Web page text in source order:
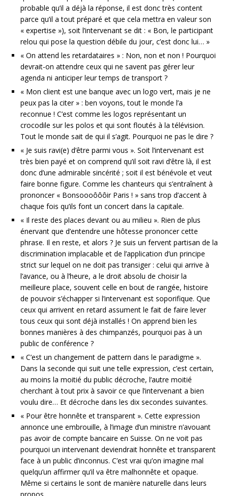
probable qu’il a déjà la réponse, il est donc très content
parce qu’il a tout préparé et que cela mettra en valeur son
« expertise »), soit l’intervenant se dit : « Bon, le participant
relou qui pose la question débile du jour, c’est donc lui… »
« On attend les retardataires » : Non, non et non ! Pourquoi
devrait-on attendre ceux qui ne savent pas gérer leur
agenda ni anticiper leur temps de transport ?
« Mon client est une banque avec un logo vert, mais je ne
peux pas la citer » : ben voyons, tout le monde l’a
reconnue ! C’est comme les logos représentant un
crocodile sur les polos et qui sont floutés à la télévision.
Tout le monde sait de qui il s’agit. Pourquoi ne pas le dire ?
« Je suis ravi(e) d’être parmi vous ». Soit l’intervenant est
très bien payé et on comprend qu’il soit ravi d’être là, il est
donc d’une admirable sincérité ; soit il est bénévole et veut
faire bonne figure. Comme les chanteurs qui s’entraînent à
prononcer « Bonsoooôôôir Paris ! » sans trop d’accent à
chaque fois qu’ils font un concert dans la capitale.
« Il reste des places devant ou au milieu ». Rien de plus
énervant que d’entendre une hôtesse prononcer cette
phrase. Il en reste, et alors ? Je suis un fervent partisan de la
discrimination implacable et de l’application d’un principe
strict sur lequel on ne doit pas transiger : celui qui arrive à
l’avance, ou à l’heure, a le droit absolu de choisir la
meilleure place, souvent celle en bout de rangée, histoire
de pouvoir s’échapper si l’intervenant est soporifique. Que
ceux qui arrivent en retard assument le fait de faire lever
tous ceux qui sont déjà installés ! On apprend bien les
bonnes manières à des chimpanzés, pourquoi pas à un
public de conférence ?
« C’est un changement de pattern dans le paradigme ».
Dans la seconde qui suit une telle expression, c’est certain,
au moins la moitié du public décroche, l’autre moitié
cherchant à tout prix à savoir ce que l’intervenant a bien
voulu dire… Et décroche dans les dix secondes suivantes.
« Pour être honnête et transparent ». Cette expression
annonce une embrouille, à l’image d’un ministre n’avouant
pas avoir de compte bancaire en Suisse. On ne voit pas
pourquoi un intervenant deviendrait honnête et transparent
face à un public d’inconnus. C’est vrai qu’on imagine mal
quelqu’un affirmer qu’il va être malhonnête et opaque.
Même si certains le sont de manière naturelle dans leurs